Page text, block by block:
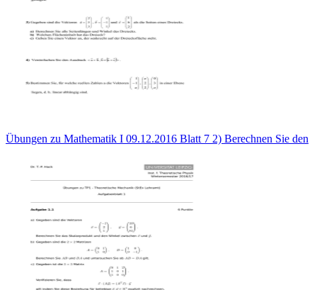
Übungen zu Mathematik I 09.12.2016 Blatt 7 2) Berechnen Sie den